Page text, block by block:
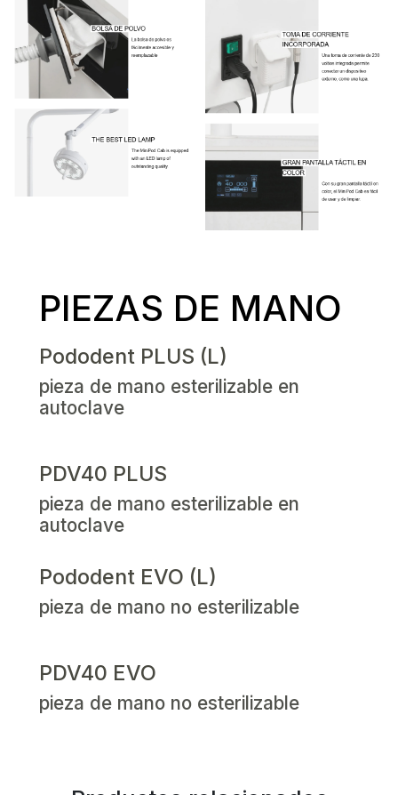
PIEZAS DE MANO
Pododent PLUS (L)
pieza de mano esterilizable en
autoclave
PDV40 PLUS
pieza de mano esterilizable en
autoclave
Pododent EVO (L)
pieza de mano no esterilizable
PDV40 EVO
pieza de mano no esterilizable